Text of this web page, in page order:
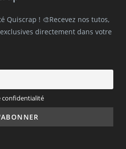
Quiscrap ! 🎨Recevez nos tutos,
directement dans votre
confidentialité